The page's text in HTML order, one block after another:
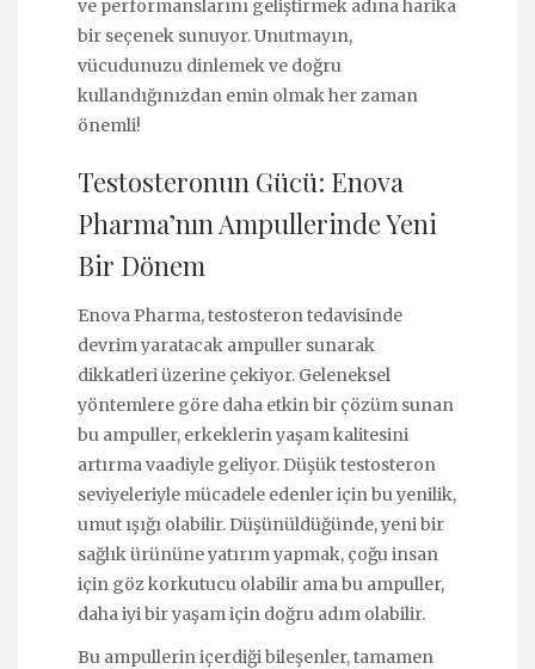
ve performanslarını geliştirmek adına harika
bir seçenek sunuyor. Unutmayın,
vücudunuzu dinlemek ve doğru
kullandığınızdan emin olmak her zaman
önemli!
Testosteronun Gücü: Enova
Pharma’nın Ampullerinde Yeni
Bir Dönem
Enova Pharma, testosteron tedavisinde
devrim yaratacak ampuller sunarak
dikkatleri üzerine çekiyor. Geleneksel
yöntemlere göre daha etkin bir çözüm sunan
bu ampuller, erkeklerin yaşam kalitesini
artırma vaadiyle geliyor. Düşük testosteron
seviyeleriyle mücadele edenler için bu yenilik,
umut ışığı olabilir. Düşünüldüğünde, yeni bir
sağlık ürününe yatırım yapmak, çoğu insan
için göz korkutucu olabilir ama bu ampuller,
daha iyi bir yaşam için doğru adım olabilir.
Bu ampullerin içerdiği bileşenler, tamamen